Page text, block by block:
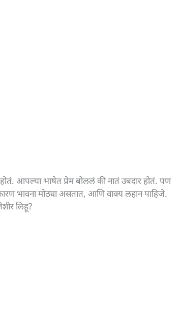
आपल्या भाषेत प्रेम बोललं की नातं उबदार होतं. पण
भावना मोठ्या असतात, आणि वाक्य लहान पाहिजे.
लिहू?